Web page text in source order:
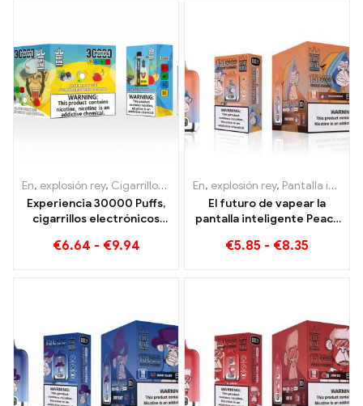
En, explosión rey, Cigarrillos electrónicos desechables Lituania
Experiencia 30000 Puffs,
cigarrillos electrónicos
disfrute: Blueberry Ice se
€6.64 - €9.94
En, explosión rey, Pantalla inteligente Bang King 15000 Soplo
El futuro de vapear la
pantalla inteligente Peach
Soplo
€5.85 - €8.35